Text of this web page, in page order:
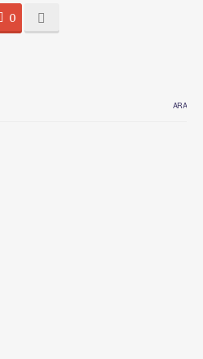
0